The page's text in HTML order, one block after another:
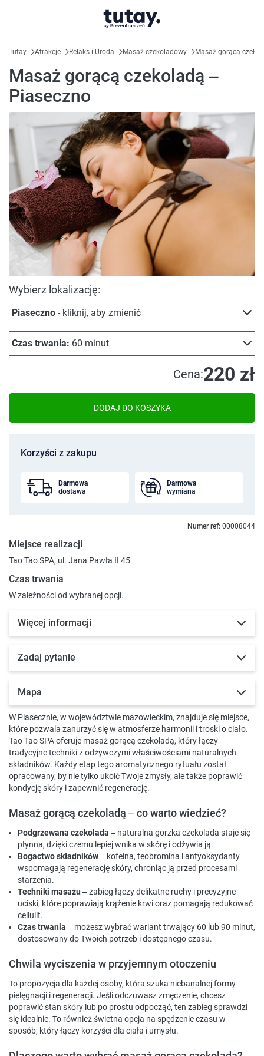
Tutay Atrakcje Relaks i Uroda Masaż czekoladowy Masaż gorącą
Masaż gorącą czekoladą –
Piaseczno
Wybierz lokalizację:
Piaseczno - kliknij, aby zmienić
Czas trwania: 60 minut
Cena:220 zł
DODAJ DO KOSZYKA
Korzyści z zakupu
Darmowa
dostawa
Darmowa
wymiana
Numer ref: 00008044
Miejsce realizacji
Tao Tao SPA, ul. Jana Pawła II 45
Czas trwania
W zależności od wybranej opcji.
Więcej informacji
Zadaj pytanie
Mapa
W Piasecznie, w województwie mazowieckim, znajduje się miejsce,
które pozwala zanurzyć się w atmosferze harmonii i troski o ciało.
Tao Tao SPA oferuje masaż gorącą czekoladą, który łączy
tradycyjne techniki z odżywczymi właściwościami naturalnych
składników. Każdy etap tego aromatycznego rytuału został
opracowany, by nie tylko ukoić Twoje zmysły, ale także poprawić
kondycję skóry i zapewnić regenerację.
Masaż gorącą czekoladą – co warto wiedzieć?
Podgrzewana czekolada – naturalna gorzka czekolada staje się
płynna, dzięki czemu lepiej wnika w skórę i odżywia ją.
Bogactwo składników– kofeina, teobromina i antyoksydanty
wspomagają regenerację skóry, chroniąc ją przed procesami
starzenia.
Techniki masażu – zabieg łączy delikatne ruchy i precyzyjne
uciski, które poprawiają krążenie krwi oraz pomagają redukować
cellulit.
Czas trwania – możesz wybrać wariant trwający 60 lub 90 minut,
dostosowany do Twoich potrzeb i dostępnego czasu.
Chwila wyciszenia w przyjemnym otoczeniu
To propozycja dla każdej osoby, która szuka niebanalnej formy
pielęgnacji i regeneracji. Jeśli odczuwasz zmęczenie, chcesz
poprawić stan skóry lub po prostu odpocząć, ten zabieg sprawdzi
się idealnie. To również świetna opcja na spędzenie czasu w
sposób, który łączy korzyści dla ciała i umysłu.